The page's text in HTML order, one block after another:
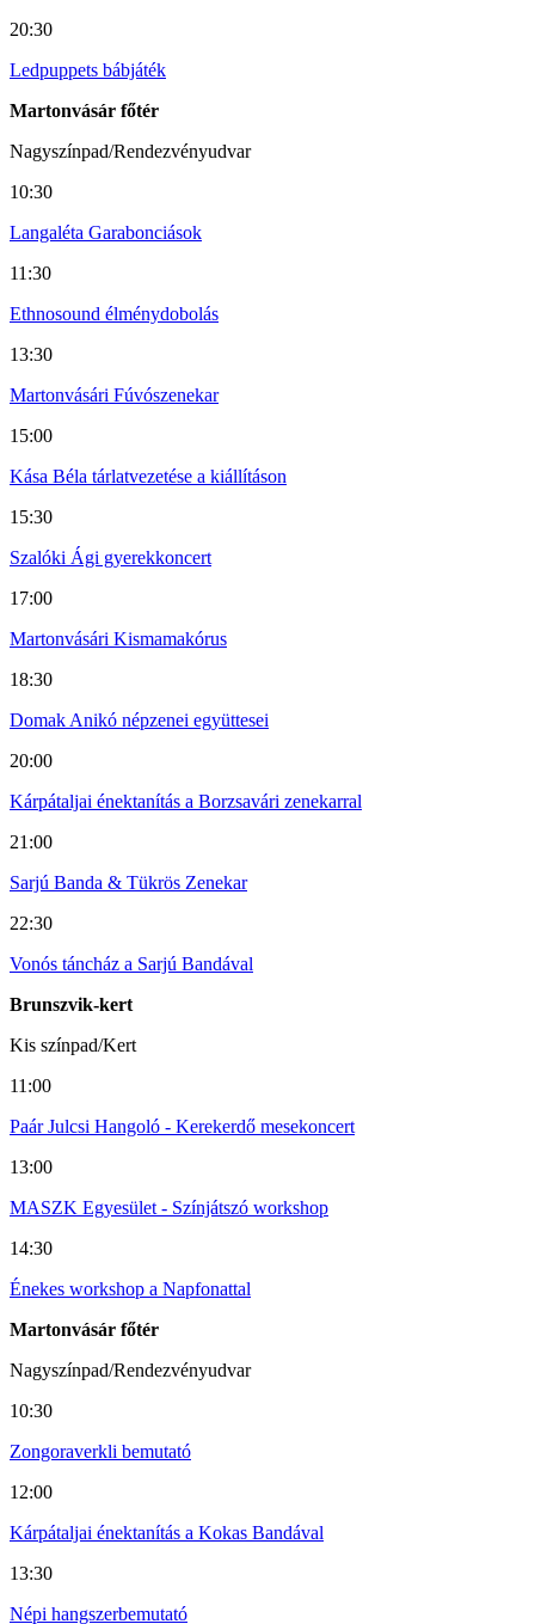
20:30
Ledpuppets bábjáték
Martonvásár főtér
Nagyszínpad/Rendezvényudvar
10:30
Langaléta Garabonciások
11:30
Ethnosound élménydobolás
13:30
Martonvásári Fúvószenekar
15:00
Kása Béla tárlatvezetése a kiállításon
15:30
Szalóki Ági gyerekkoncert
17:00
Martonvásári Kismamakórus
18:30
Domak Anikó népzenei együttesei
20:00
Kárpátaljai énektanítás a Borzsavári zenekarral
21:00
Sarjú Banda & Tükrös Zenekar
22:30
Vonós táncház a Sarjú Bandával
Brunszvik-kert
Kis színpad/Kert
11:00
Paár Julcsi Hangoló - Kerekerdő mesekoncert
13:00
MASZK Egyesület - Színjátszó workshop
14:30
Énekes workshop a Napfonattal
Martonvásár főtér
Nagyszínpad/Rendezvényudvar
10:30
Zongoraverkli bemutató
12:00
Kárpátaljai énektanítás a Kokas Bandával
13:30
Népi hangszerbemutató